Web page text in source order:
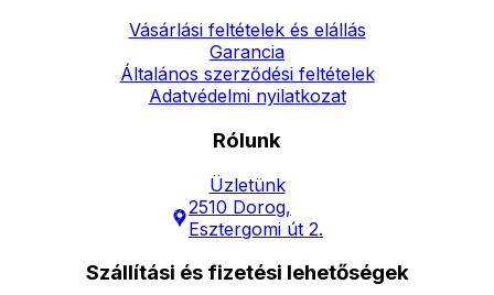
Vásárlási feltételek és elállás
Garancia
Általános szerződési feltételek
Adatvédelmi nyilatkozat
Rólunk
Üzletünk
2510 Dorog,
Esztergomi út 2.
Szállítási és fizetési lehetőségek